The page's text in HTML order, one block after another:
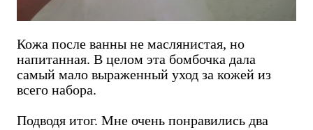
Кожа после ванны не маслянистая, но
напитанная. В целом эта бомбочка дала
самый мало выраженный уход за кожей из
всего набора.
Подводя итог. Мне очень понравились два